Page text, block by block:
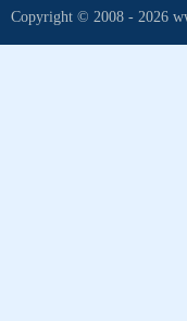
Copyright © 2008 - 2026